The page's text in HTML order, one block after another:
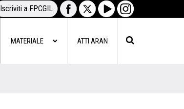
Iscriviti a FPCGIL
MATERIALE ATTI ARAN